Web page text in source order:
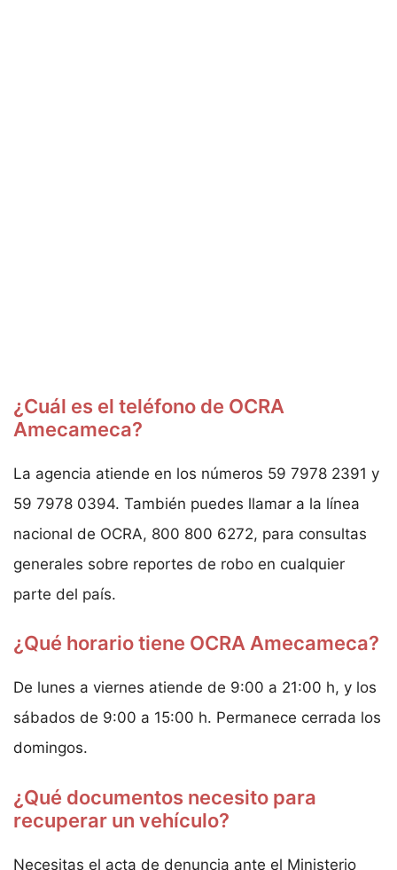
¿Cuál es el teléfono de OCRA
Amecameca?
La agencia atiende en los números 59 7978 2391 y
59 7978 0394. También puedes llamar a la línea
nacional de OCRA, 800 800 6272, para consultas
generales sobre reportes de robo en cualquier
parte del país.
¿Qué horario tiene OCRA Amecameca?
De lunes a viernes atiende de 9:00 a 21:00 h, y los
sábados de 9:00 a 15:00 h. Permanece cerrada los
domingos.
¿Qué documentos necesito para
recuperar un vehículo?
Necesitas el acta de denuncia ante el Ministerio